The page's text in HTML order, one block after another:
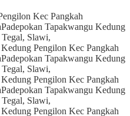
Kec Pangkah
Padepokan Tapakwangu Kedung
Slawi,
Pengilon Kec Pangkah
Padepokan Tapakwangu Kedung
Slawi,
Pengilon Kec Pangkah
Padepokan Tapakwangu Kedung
Slawi,
Pengilon Kec Pangkah